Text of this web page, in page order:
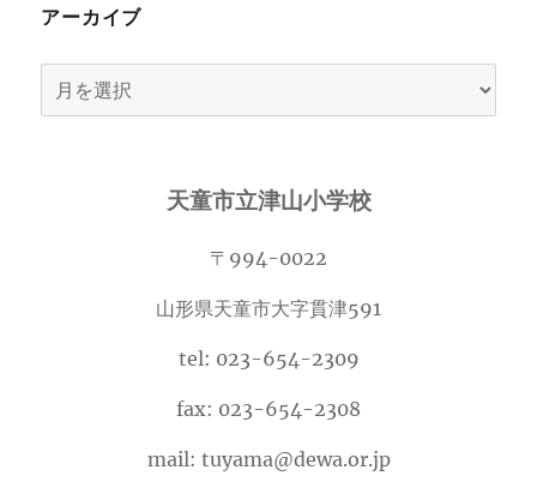
アーカイブ
ー
天童市立津山小学校
〒994-0022
山形県天童市大字貫津591
tel: 023-654-2309
fax: 023-654-2308
mail: tuyama@dewa.or.jp